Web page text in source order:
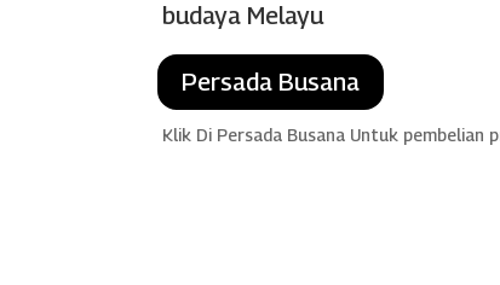
budaya Melayu
Persada Busana
Klik Di Persada Busana Untuk pembelian